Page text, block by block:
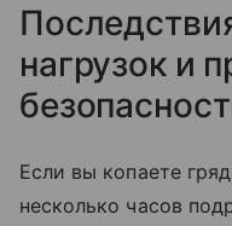
нагрузок и
Если вы копаете
несколько часов